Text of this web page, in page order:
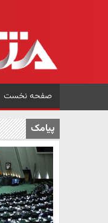
صفحه نخست
پیامک